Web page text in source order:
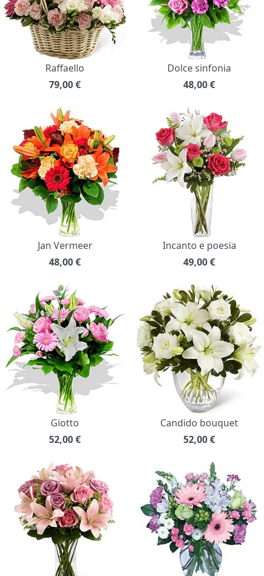
Raffaello
79,00€
Dolce sinfonia
48,00€
Jan Vermeer
48,00€
Incanto e poesia
49,00€
Giotto
52,00€
Candido bouquet
52,00€